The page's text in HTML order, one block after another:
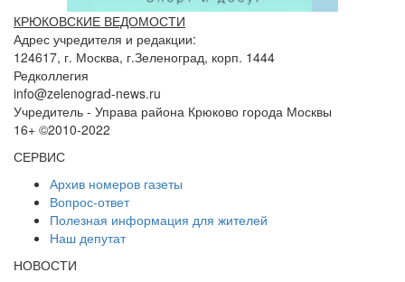
КРЮКОВСКИЕ ВЕДОМОСТИ
Адрес учредителя и редакции:
124617, г. Москва, г.Зеленоград, корп. 1444
Редколлегия
info@zelenograd-news.ru
Учредитель - Управа района Крюково города Москвы
16+ ©2010-2022
СЕРВИС
Архив номеров газеты
Вопрос-ответ
Полезная информация для жителей
Наш депутат
НОВОСТИ